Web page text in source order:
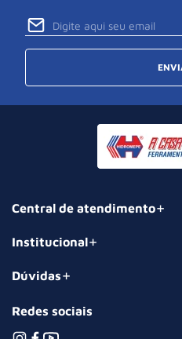
Central de atendimento
Institucional
Dúvidas
Redes sociais